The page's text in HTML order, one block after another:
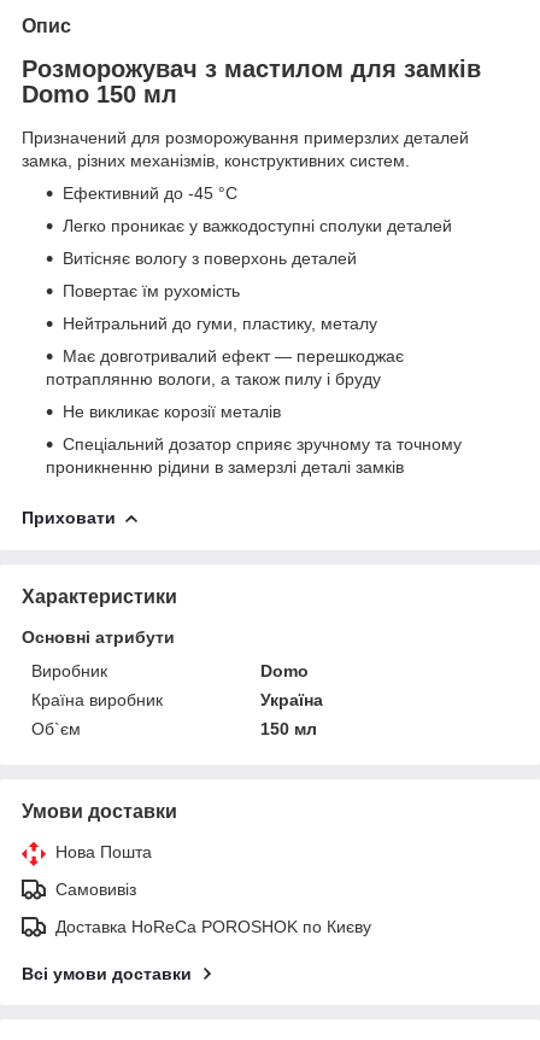
Опис
Розморожувач з мастилом для замків
Domo 150 мл
Призначений для розморожування примерзлих деталей
замка, різних механізмів, конструктивних систем.
Ефективний до -45 °C
Легко проникає у важкодоступні сполуки деталей
Витісняє вологу з поверхонь деталей
Повертає їм рухомість
Нейтральний до гуми, пластику, металу
Має довготривалий ефект — перешкоджає
потраплянню вологи, а також пилу і бруду
Не викликає корозії металів
Спеціальний дозатор сприяє зручному та точному
проникненню рідини в замерзлі деталі замків
Приховати
Характеристики
Основні атрибути
Виробник
Domo
Країна виробник
Україна
Об`єм
150 мл
Умови доставки
Нова Пошта
Самовивіз
Доставка HoReCa POROSHOK по Києву
Всі умови доставки